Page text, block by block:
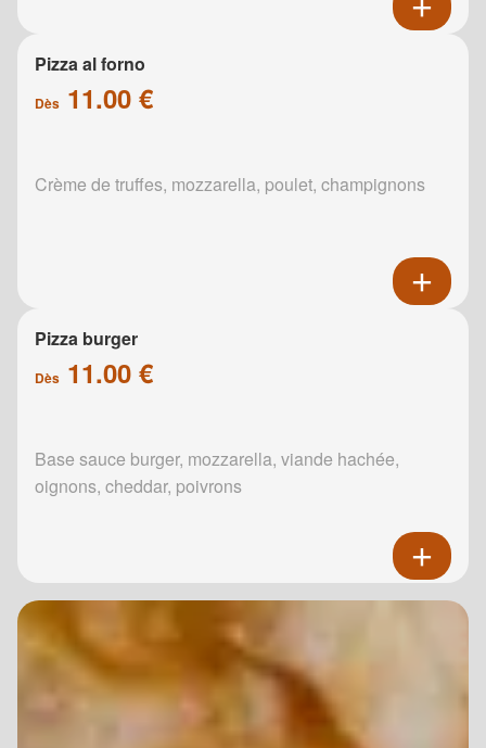
Pizza al forno
Dès 11.00 €
Crème de truffes, mozzarella, poulet, champignons
Pizza burger
Dès 11.00 €
Base sauce burger, mozzarella, viande hachée,
oignons, cheddar, poivrons